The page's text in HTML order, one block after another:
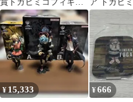
賞トガヒミコフィギュ
ア Ｈ賞8種コンプリ
ート Ｉ賞 セット
ア トガヒ
スタンド 5
¥ 15,333 ¥666